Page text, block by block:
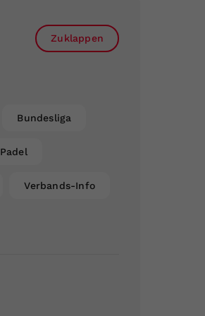
Zuklappen
Bundesliga
Padel
Verbands-Info